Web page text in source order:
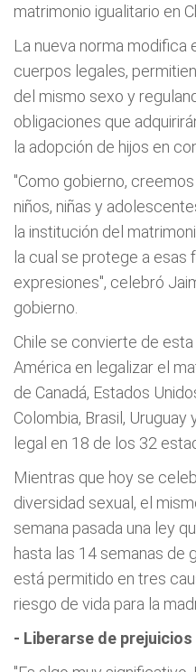
matrimonio igualitario en
La nueva norma modifica
cuerpos legales,
del mismo sexo y
obligaciones que
la adopción de hijos en
"Como gobierno,
niños, niñas y
la institución del
la cual se protege a esas
expresiones", celebró
gobierno.
Chile se convierte de
América en legalizar el
de Canadá, Estados
Colombia, Brasil,
legal en 18 de los 32
Mientras que hoy se
diversidad sexual, el
semana pasada una ley
hasta las 14 semanas de
está permitido en tres
riesgo de vida para la
- Liberarse de prejuicios